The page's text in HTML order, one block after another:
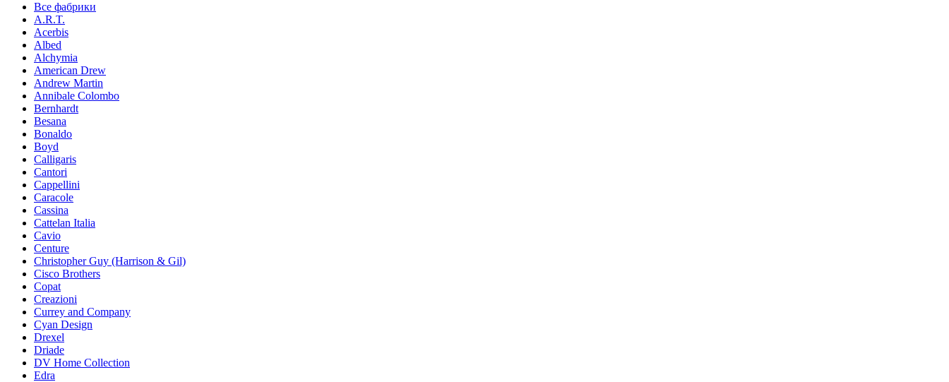
Все фабрики
A.R.T.
Acerbis
Albed
Alchymia
American Drew
Andrew Martin
Annibale Colombo
Bernhardt
Besana
Bonaldo
Boyd
Calligaris
Cantori
Cappellini
Caracole
Cassina
Cattelan Italia
Cavio
Centure
Christopher Guy (Harrison & Gil)
Cisco Brothers
Copat
Creazioni
Currey and Company
Cyan Design
Drexel
Driade
DV Home Collection
Edra